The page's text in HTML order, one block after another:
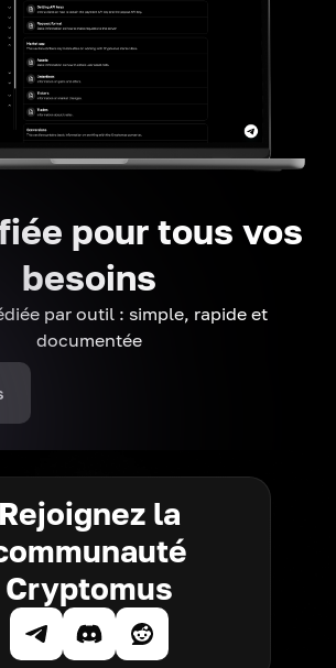
pour tous vos
besoins
par outil : simple, rapide et
documentée
Rejoignez la
Cryptomus